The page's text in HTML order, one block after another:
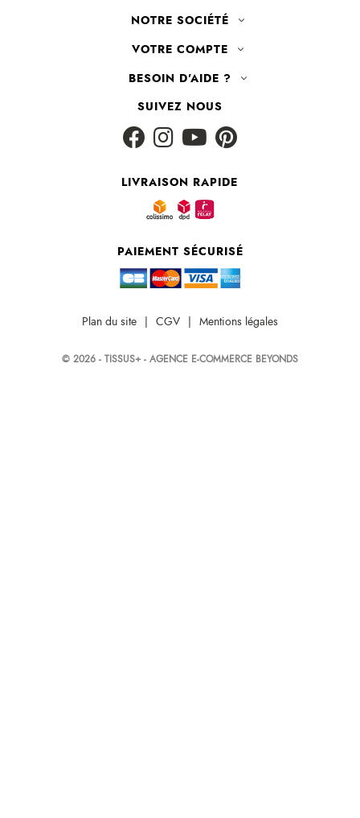
NOTRE SOCIÉTÉ
VOTRE COMPTE
BESOIN D'AIDE ?
SUIVEZ NOUS
LIVRAISON RAPIDE
PAIEMENT SÉCURISÉ
Plan du site | CGV | Mentions légales
© 2026 - TISSUS+ - AGENCE E-COMMERCE BEYONDS